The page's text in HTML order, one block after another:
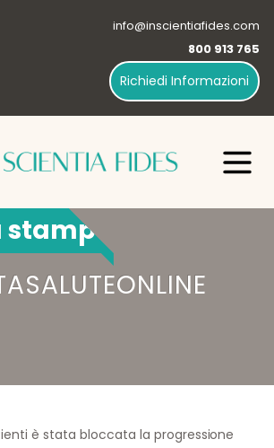
info@inscientiafides.com
800 913 765
Richiedi Informazioni
stampa
è stata bloccata la progressione